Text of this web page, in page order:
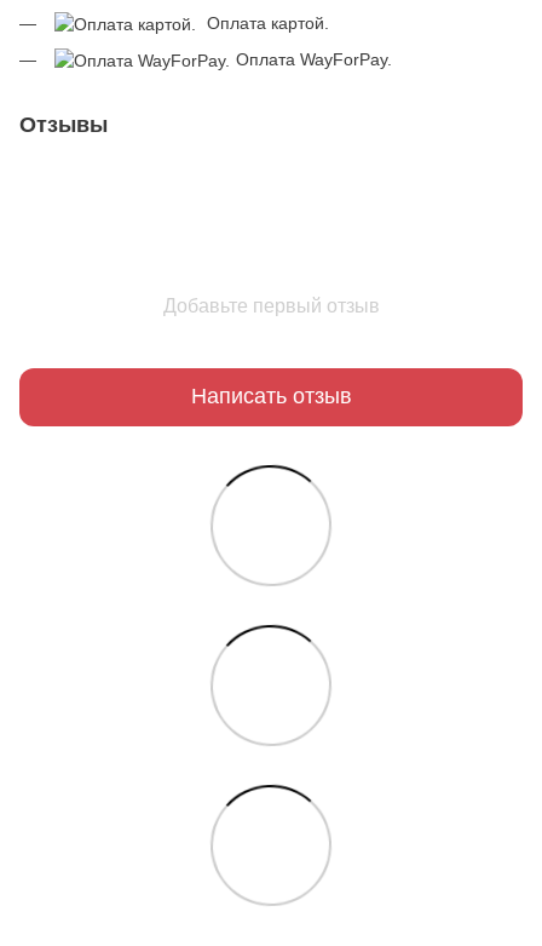
Оплата картой.
Оплата WayForPay.
Отзывы
Добавьте первый отзыв
Написать отзыв